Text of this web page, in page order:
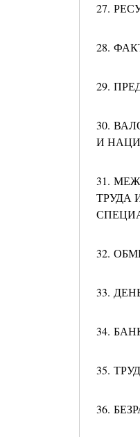
27.
28.
29.
30.
И
31.
ТРУДА
32.
33.
34.
35.
36.